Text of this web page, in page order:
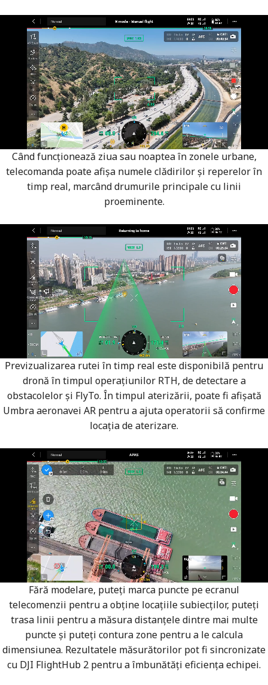
Când funcționează ziua sau noaptea în zonele urbane,
telecomanda poate afișa numele clădirilor și reperelor în
timp real, marcând drumurile principale cu linii
proeminente.
Previzualizarea rutei în timp real este disponibilă pentru
dronă în timpul operațiunilor RTH, de detectare a
obstacolelor și FlyTo. În timpul aterizării, poate fi afișată
Umbra aeronavei AR pentru a ajuta operatorii să confirme
locația de aterizare.
Fără modelare, puteți marca puncte pe ecranul
telecomenzii pentru a obține locațiile subiecților, puteți
trasa linii pentru a măsura distanțele dintre mai multe
puncte și puteți contura zone pentru a le calcula
dimensiunea. Rezultatele măsurătorilor pot fi sincronizate
cu DJI FlightHub 2 pentru a îmbunătăți eficiența echipei.